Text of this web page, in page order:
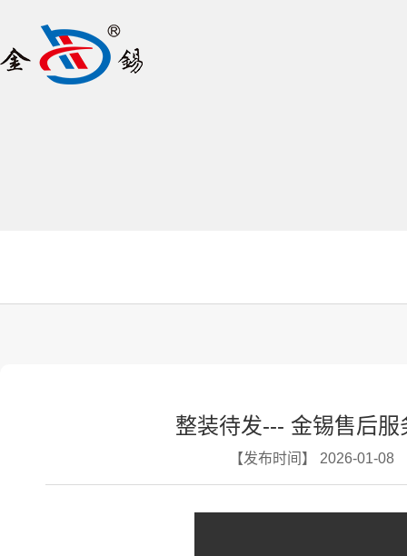
整装待发--- 金锡售后
【发布时间】 2026-01-08